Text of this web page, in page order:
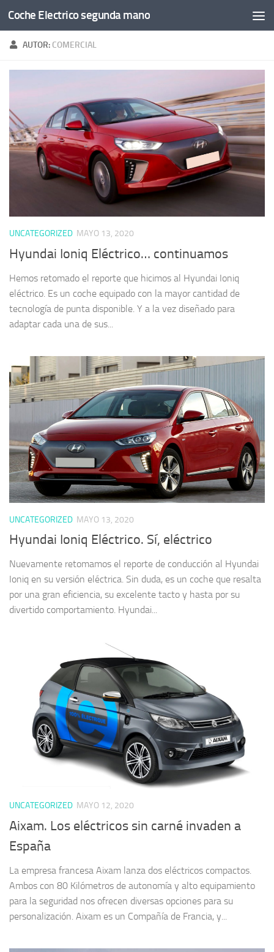
Saltar al contenido
Coche Electrico segunda mano
AUTOR: COMERCIAL
UNCATEGORIZED MAYO 13, 2020
Hyundai Ioniq Eléctrico… continuamos
Hemos retomado el reporte que hicimos al Hyundai Ioniq
eléctrico. Es un coche equipado con la mayor cantidad de
tecnología de punta disponible. Y a la vez diseñado para
adaptar cada una de sus...
UNCATEGORIZED MAYO 13, 2020
Hyundai Ioniq Eléctrico. Sí, eléctrico
Nuevamente retomamos el reporte de conducción al Hyundai
Ioniq en su versión eléctrica. Sin duda, es un coche que resalta
por una gran eficiencia, su excelente tacto y hasta por su
divertido comportamiento. Hyundai...
UNCATEGORIZED MAYO 12, 2020
Aixam. Los eléctricos sin carné invaden a
España
La empresa francesa Aixam lanza dos eléctricos compactos.
Ambos con 80 Kilómetros de autonomía y alto equipamiento
para la seguridad nos ofrecen diversas opciones para su
personalización. Aixam es un Compañía de Francia, y...